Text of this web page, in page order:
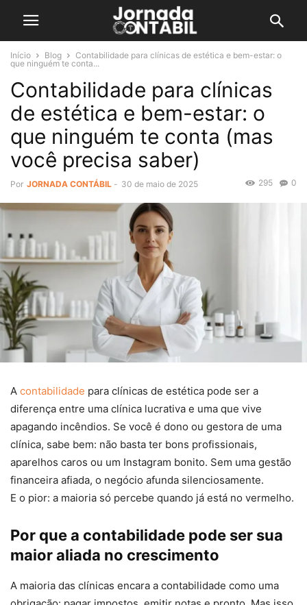
Início Blog
Contabilidade para clínicas de estética e bem-estar: o
que ninguém te conta...
Contabilidade para clínicas
de estética e bem-estar: o
que ninguém te conta (mas
você precisa saber)
Por JORNADA CONTÁBIL - 30 de maio de 2025 0
295
A contabilidade para clínicas de estética pode ser a
diferença entre uma clínica lucrativa e uma que vive
apagando incêndios. Se você é dono ou gestora de uma
clínica, sabe bem: não basta ter bons profissionais,
aparelhos caros ou um Instagram bonito. Sem uma gestão
financeira afiada, o negócio afunda silenciosamente.
E o pior: a maioria só percebe quando já está no vermelho.
Por que a contabilidade pode ser sua
maior aliada no crescimento
A maioria das clínicas encara a contabilidade como uma